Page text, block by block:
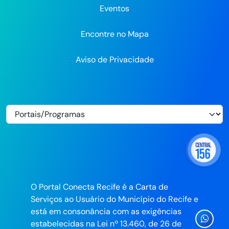
Ícone
Eventos
Encontre no Mapa
Aviso de Privacidade
O Portal Conecta Recife é a Carta de
Serviços ao Usuário do Município do Recife e
está em consonância com as exigências
estabelecidas na Lei nº 13.460, de 26 de